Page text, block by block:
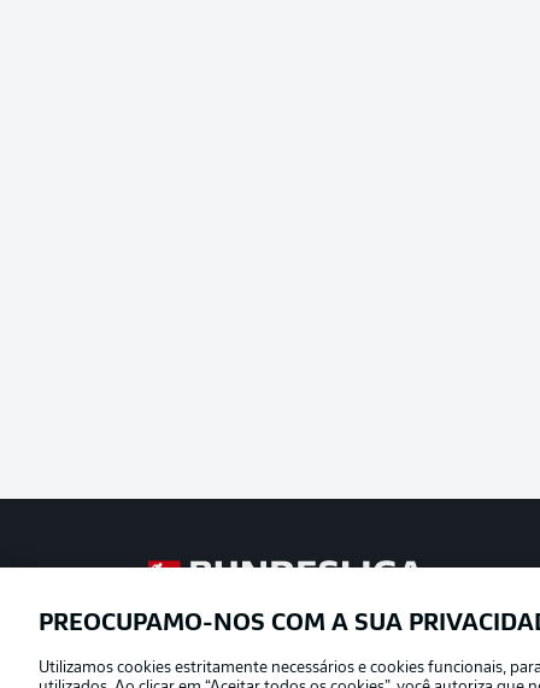
Football as it’s meant to be
Oferecido por
PREOCUPAMO-NOS COM A SUA
Utilizamos cookies estritamente necessários e cookies funcionais,